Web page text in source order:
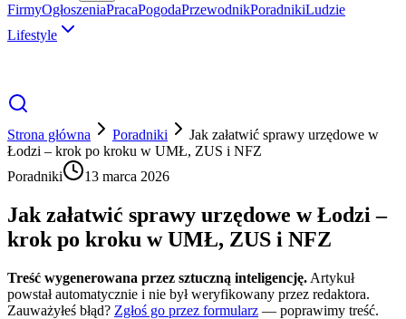
FirmyOgłoszeniaPracaPogodaPrzewodnikPoradnikiLudzie
Lifestyle
Strona główna Poradniki
Jak załatwić sprawy urzędowe w
Łodzi – krok po kroku w UMŁ, ZUS i NFZ
Poradniki
13 marca 2026
Jak załatwić sprawy urzędowe w Łodzi –
krok po kroku w UMŁ, ZUS i NFZ
Treść wygenerowana przez sztuczną inteligencję. Artykuł
powstał automatycznie i nie był weryfikowany przez redaktora.
Zauważyłeś błąd? Zgłoś go przez formularz — poprawimy treść.